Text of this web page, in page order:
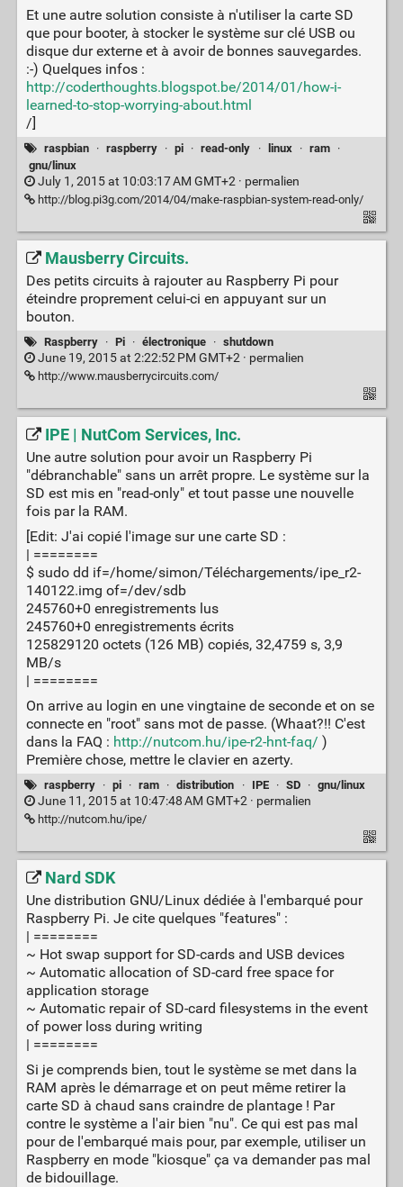
Et une autre solution consiste à n'utiliser la carte SD
que pour booter, à stocker le système sur clé USB ou
disque dur externe et à avoir de bonnes sauvegardes.
:-) Quelques infos :
http://coderthoughts.blogspot.be/2014/01/how-i-
learned-to-stop-worrying-about.html
/]
raspbian · raspberry · pi · read-only · linux · ram
·
gnu/linux
July 1, 2015 at 10:03:17 AM GMT+2 · permalien
http://blog.pi3g.com/2014/04/make-raspbian-system-read-only/
Mausberry Circuits.
Des petits circuits à rajouter au Raspberry Pi pour
éteindre proprement celui-ci en appuyant sur un
bouton.
Raspberry · Pi · électronique · shutdown
June 19, 2015 at 2:22:52 PM GMT+2 · permalien
http://www.mausberrycircuits.com/
IPE | NutCom Services, Inc.
Une autre solution pour avoir un Raspberry Pi
"débranchable" sans un arrêt propre. Le système sur la
SD est mis en "read-only" et tout passe une nouvelle
fois par la RAM.
[Edit: J'ai copié l'image sur une carte SD :
| ========
$ sudo dd if=/home/simon/Téléchargements/ipe_r2-
140122.img of=/dev/sdb
245760+0 enregistrements lus
245760+0 enregistrements écrits
125829120 octets (126 MB) copiés, 32,4759 s, 3,9
MB/s
| ========
On arrive au login en une vingtaine de seconde et on se
connecte en "root" sans mot de passe. (Whaat?!! C'est
dans la FAQ : http://nutcom.hu/ipe-r2-hnt-faq/ )
Première chose, mettre le clavier en azerty.
raspberry · pi · ram · distribution · IPE · SD · gnu/linux
June 11, 2015 at 10:47:48 AM GMT+2 · permalien
http://nutcom.hu/ipe/
Nard SDK
Une distribution GNU/Linux dédiée à l'embarqué pour
Raspberry Pi. Je cite quelques "features" :
| ========
~ Hot swap support for SD-cards and USB devices
~ Automatic allocation of SD-card free space for
application storage
~ Automatic repair of SD-card filesystems in the event
of power loss during writing
| ========
Si je comprends bien, tout le système se met dans la
RAM après le démarrage et on peut même retirer la
carte SD à chaud sans craindre de plantage ! Par
contre le système a l'air bien "nu". Ce qui est pas mal
pour de l'embarqué mais pour, par exemple, utiliser un
Raspberry en mode "kiosque" ça va demander pas mal
de bidouillage.